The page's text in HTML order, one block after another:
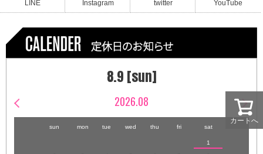
カートへ
LINE Instagram twitter YouTube
8.9 [sun]
2026.08
sun mon tue wed thu fri sat
1